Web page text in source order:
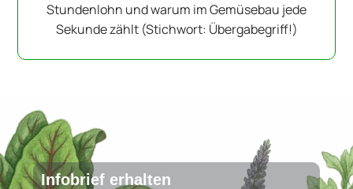
Stundenlohn und warum im Gemüsebau jede
Sekunde zählt (Stichwort: Übergabegriff!)
Infobrief erhalten